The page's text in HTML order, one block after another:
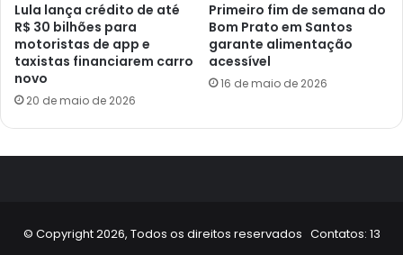
Lula lança crédito de até
R$ 30 bilhões para
motoristas de app e
taxistas financiarem carro
novo
20 de maio de 2026
Primeiro fim de semana do
Bom Prato em Santos
garante alimentação
acessível
16 de maio de 2026
© Copyright 2026, Todos os direitos reservados Contatos: 13